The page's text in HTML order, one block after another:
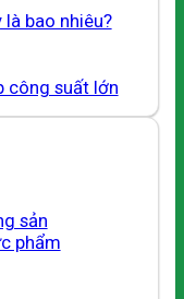
là bao nhiêu?
công suất lớn
sản
phẩm